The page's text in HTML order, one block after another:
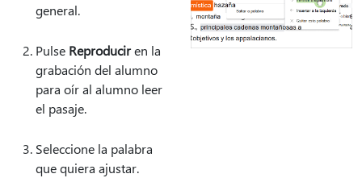
general.
Pulse Reproduciren la
grabación del alumno
para oír al alumno leer
el pasaje.
Seleccione la palabra
que quiera ajustar.